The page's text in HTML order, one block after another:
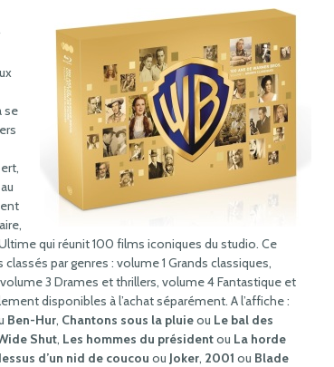
se
qui réunit 100 films iconiques du studio. Ce
par genres : volume 1 Grands classiques,
3 Drames et thrillers, volume 4 Fantastique et
disponibles à l’achat séparément. A l’affiche :
Ben-Hur, Chantons sous la pluieou Le bal des
Shut, Les hommes du présidentou La horde
d’un nid de coucou ou Joker, 2001 ou Blade